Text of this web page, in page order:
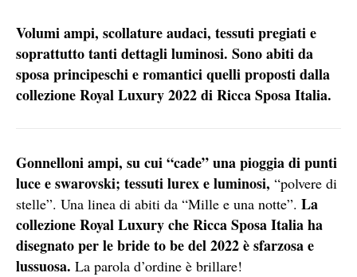
Volumi ampi, scollature audaci, tessuti pregiati e
soprattutto tanti dettagli luminosi. Sono abiti da
sposa principeschi e romantici quelli proposti dalla
collezione Royal Luxury 2022 di Ricca Sposa Italia.
Gonnelloni ampi, su cui “cade” una pioggia di punti
luce e swarovski; tessuti lurex e luminosi, “polvere di
stelle”. Una linea di abiti da “Mille e una notte”. La
collezione Royal Luxury che Ricca Sposa Italia ha
disegnato per le bride to be del 2022 è sfarzosa e
lussuosa. La parola d’ordine è brillare!